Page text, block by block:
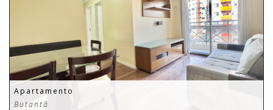
Apartamento
Butantã